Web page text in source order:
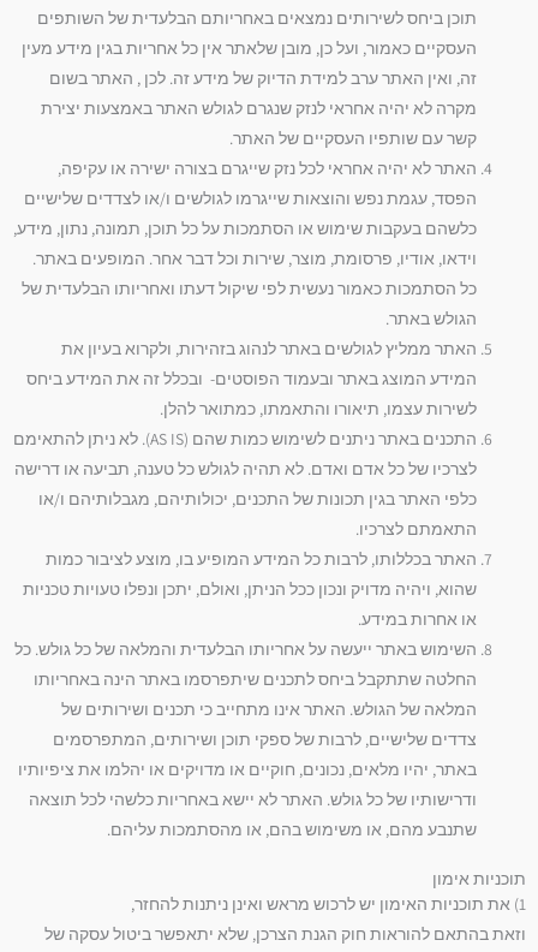
תוכן ביחס לשירותים נמצאים באחריותם הבלעדית של השותפים
העסקיים כאמור, ועל כן, מובן שלאתר אין כל אחריות בגין מידע מעין
זה, ואין האתר ערב למידת הדיוק של מידע זה. לכן , האתר בשום
מקרה לא יהיה אחראי לנזק שנגרם לגולש האתר באמצעות יצירת
קשר עם שותפיו העסקיים של האתר.
האתר לא יהיה אחראי לכל נזק שייגרם בצורה ישירה או עקיפה,
הפסד, עגמת נפש והוצאות שייגרמו לגולשים ו/או לצדדים שלישיים
כלשהם בעקבות שימוש או הסתמכות על כל תוכן, תמונה, נתון, מידע,
וידאו, אודיו, פרסומת, מוצר, שירות וכל דבר אחר. המופעים באתר.
כל הסתמכות כאמור נעשית לפי שיקול דעתו ואחריותו הבלעדית של
הגולש באתר.
האתר ממליץ לגולשים באתר לנהוג בזהירות, ולקרוא בעיון את
המידע המוצג באתר ובעמוד הפוסטים- ובכלל זה את המידע ביחס
לשירות עצמו, תיאורו והתאמתו, כמתואר להלן.
התכנים באתר ניתנים לשימוש כמות שהם (AS IS). לא ניתן להתאימם
לצרכיו של כל אדם ואדם. לא תהיה לגולש כל טענה, תביעה או דרישה
כלפי האתר בגין תכונות של התכנים, יכולותיהם, מגבלותיהם ו/או
התאמתם לצרכיו.
האתר בכללותו, לרבות כל המידע המופיע בו, מוצע לציבור כמות
שהוא, ויהיה מדויק ונכון ככל הניתן, ואולם, יתכן ונפלו טעויות טכניות
או אחרות במידע.
השימוש באתר ייעשה על אחריותו הבלעדית והמלאה של כל גולש. כל
החלטה שתתקבל ביחס לתכנים שיתפרסמו באתר הינה באחריותו
המלאה של הגולש. האתר אינו מתחייב כי תכנים ושירותים של
צדדים שלישיים, לרבות של ספקי תוכן ושירותים, המתפרסמים
באתר, יהיו מלאים, נכונים, חוקיים או מדויקים או יהלמו את ציפיותיו
ודרישותיו של כל גולש. האתר לא יישא באחריות כלשהי לכל תוצאה
שתנבע מהם, או משימוש בהם, או מהסתמכות עליהם.
תוכניות אימון
1) את תוכניות האימון יש לרכוש מראש ואינן ניתנות להחזר,
וזאת בהתאם להוראות חוק הגנת הצרכן, שלא יתאפשר ביטול עסקה של